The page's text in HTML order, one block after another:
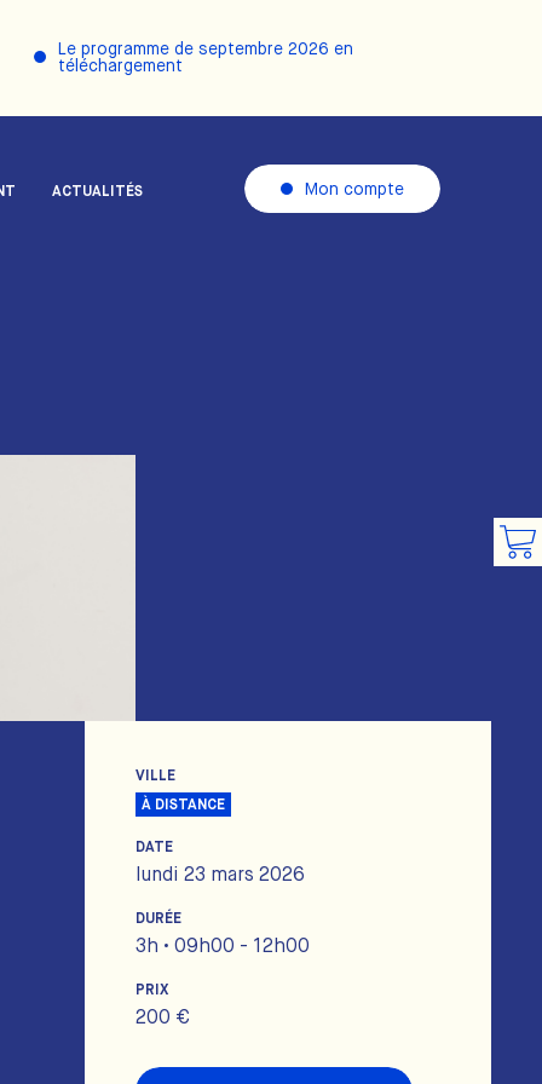
Le programme de septembre 2026 en
téléchargement
ACTUALITÉS Mon compte
VILLE
À DISTANCE
DATE
lundi 23 mars 2026
DURÉE
3h • 09h00 - 12h00
PRIX
200 €